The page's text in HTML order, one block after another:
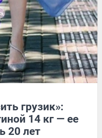
грузик»:
14 кг — ее
20 лет